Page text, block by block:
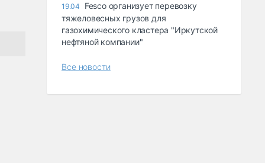
19.04
Fesco организует перевозку
тяжеловесных грузов для
газохимического кластера "Иркутской
нефтяной компании"
Все новости